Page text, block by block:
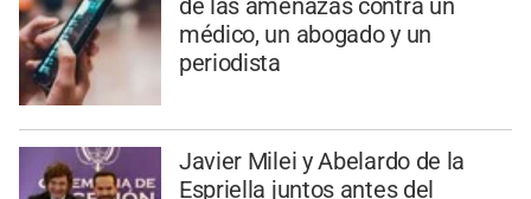
médico, un abogado y un
periodista
Javier Milei y Abelardo de la
Espriella juntos antes del